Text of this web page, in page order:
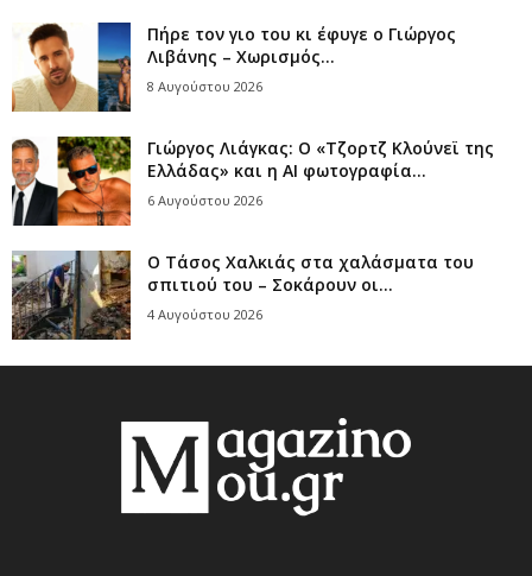
Πήρε τον γιο του κι έφυγε ο Γιώργος
Λιβάνης – Χωρισμός...
8 Αυγούστου 2026
Γιώργος Λιάγκας: Ο «Τζορτζ Κλούνεϊ της
Ελλάδας» και η AI φωτογραφία...
6 Αυγούστου 2026
Ο Τάσος Χαλκιάς στα χαλάσματα του
σπιτιού του – Σοκάρουν οι...
4 Αυγούστου 2026